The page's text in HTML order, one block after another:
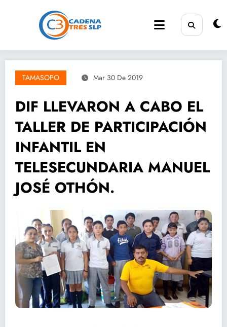
TAMASOPO Mar 30 De 2019
DIF LLEVARON A CABO EL
TALLER DE PARTICIPACIÓN
INFANTIL EN
TELESECUNDARIA MANUEL
JOSÉ OTHÓN.